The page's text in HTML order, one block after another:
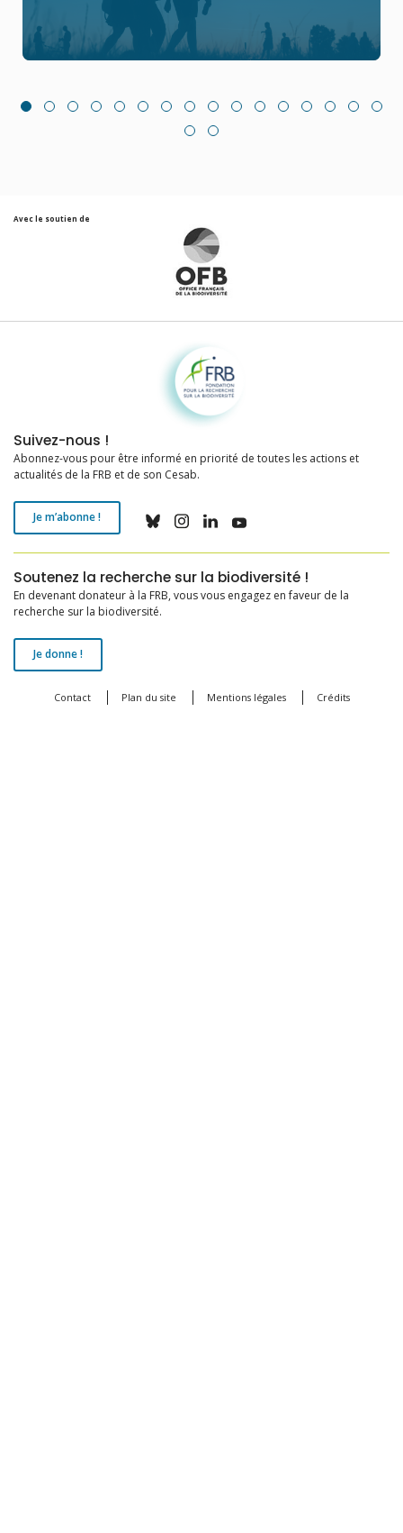
Avec le soutien de
Fondation pour la recherche sur la biodiversité
Suivez-nous !
Abonnez-vous pour être informé en priorité de toutes les actions et
actualités de la FRB et de son Cesab.
Je m’abonne !
Soutenez la recherche sur la biodiversité !
En devenant donateur à la FRB, vous vous engagez en faveur de la
recherche sur la biodiversité.
Je donne !
Contact Plan du site Mentions légales Crédits